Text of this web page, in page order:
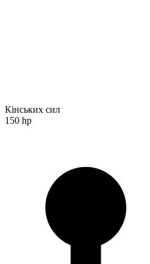
Кінських сил
150 hp